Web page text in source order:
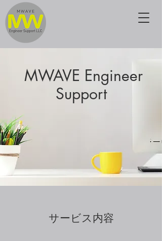
MWAVE Engineer
Support
サービス内容